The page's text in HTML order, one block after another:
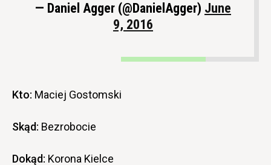
— Daniel Agger (@DanielAgger) June
9, 2016
Kto: Maciej Gostomski
Skąd: Bezrobocie
Dokąd: Korona Kielce